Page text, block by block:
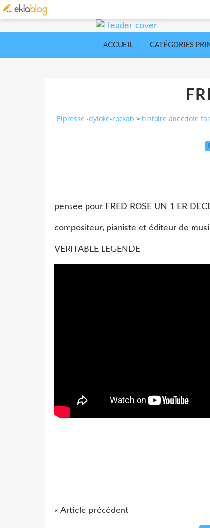
ACCUEIL CATÉGORIES
Elpresse -dyloke-rockab > histoire anecdote
pensee pour FRED ROSE UN 1 ER
compositeur, pianiste et éditeur de
VERITABLE LEGENDE
« Article précédent